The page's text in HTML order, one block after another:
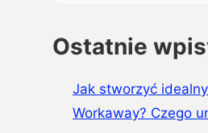
Ostatnie
Jak stworzyć
Workaway? Czego